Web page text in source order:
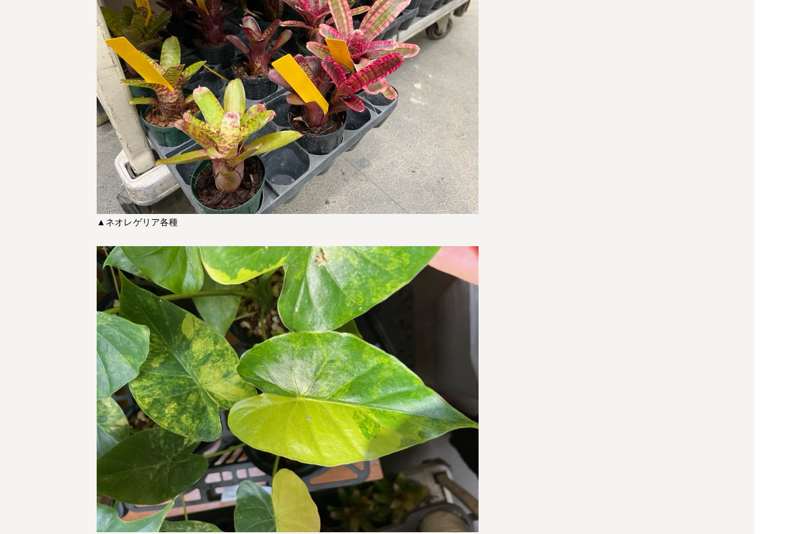
▲ネオレゲリア各種